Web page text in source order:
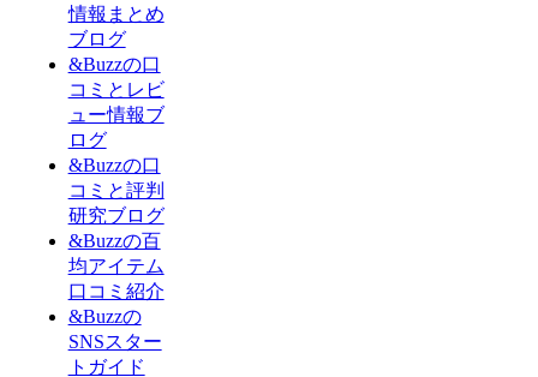
情報まとめ
ブログ
&Buzzの口
コミとレビ
ュー情報ブ
ログ
&Buzzの口
コミと評判
研究ブログ
&Buzzの百
均アイテム
口コミ紹介
&Buzzの
SNSスター
トガイド